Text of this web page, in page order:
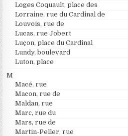
Loges Coquault, place des
Lorraine, rue du Cardinal de
Louvois, rue de
Lucas, rue Jobert
Luçon, place du Cardinal
Lundy, boulevard
Luton, place
M
Macé, rue
Macon, rue de
Maldan, rue
Marc, rue du
Mars, rue de
Martin-Peller, rue